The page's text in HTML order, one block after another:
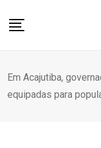
Em Acajutiba,
equipadas para